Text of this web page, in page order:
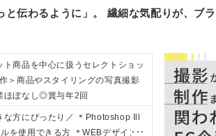
と伝わるように」。 繊細な気配りが、ブ
ト商品を中心に扱うセレクトショッ
＞商品やスタイリングの写真撮影
ぼなし◎賞与年2回
な方にぴったり／ ＊Photoshop Ill
を使用できる方 ＊WEBデザイン